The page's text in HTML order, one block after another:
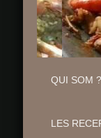
QUI SOM ?
LES